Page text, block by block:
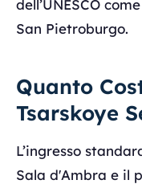
dell’UNESCO
San Pietroburgo.
Quanto
Tsarskoye
L’ingresso
Sala d'Ambra e il